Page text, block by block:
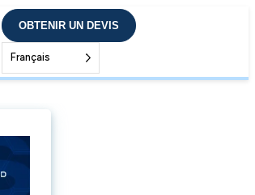
OBTENIR UN DEVIS
Français